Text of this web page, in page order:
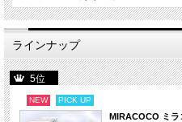
ラインナップ
5位
NEW PICK UP
MIRACOCO ミ